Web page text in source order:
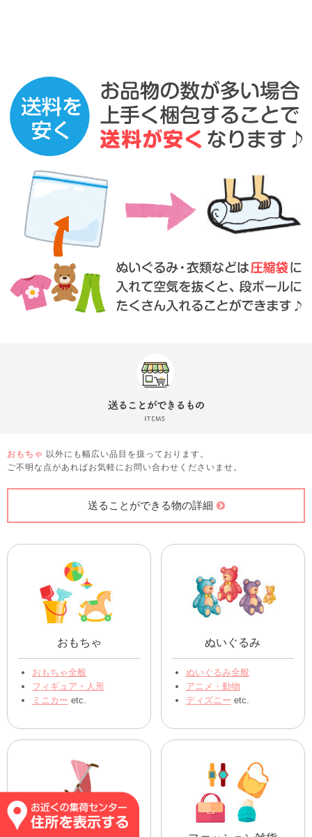
おもちゃ 以外にも幅広い品目を扱っております。
ご不明な点があればお気軽にお問い合わせくださいませ。
送ることができる物の詳細
おもちゃ
おもちゃ全般
フィギュア・人形
ミニカー etc.
ぬいぐるみ
ぬいぐるみ全般
アニメ・動物
ディズニー etc.